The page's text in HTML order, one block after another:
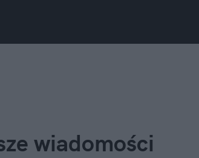
wiadomości